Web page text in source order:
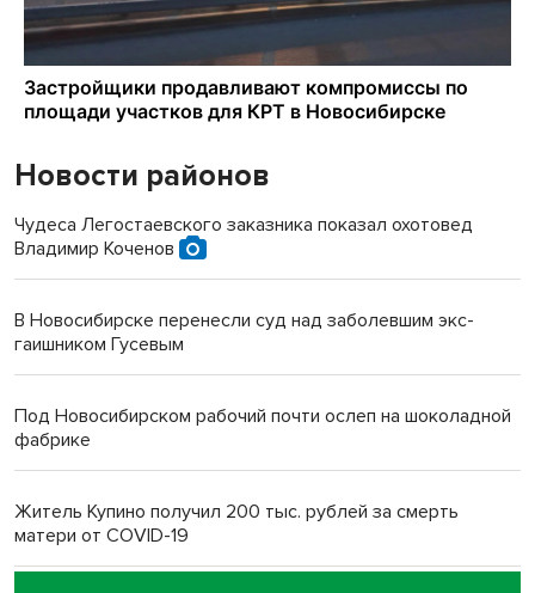
Новости районов
Чудеса Легостаевского заказника показал охотовед
Владимир Коченов
В Новосибирске перенесли суд над заболевшим экс-
гаишником Гусевым
Под Новосибирском рабочий почти ослеп на шоколадной
фабрике
Житель Купино получил 200 тыс. рублей за смерть
матери от COVID-19